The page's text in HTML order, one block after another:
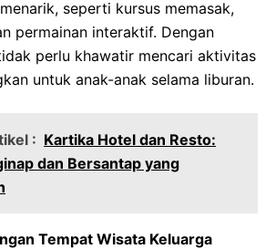
seperti kursus memasak,
permainan interaktif. Dengan
perlu khawatir mencari aktivitas
untuk anak-anak selama liburan.
: Kartika Hotel dan Resto:
dan Bersantap yang
Tempat Wisata Keluarga